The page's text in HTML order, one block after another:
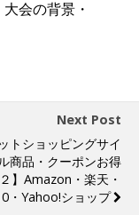
会の背景・
Next Post
トショッピングサイ
商品・クーポンお得
】Amazon・楽天・
・Yahoo!ショップ